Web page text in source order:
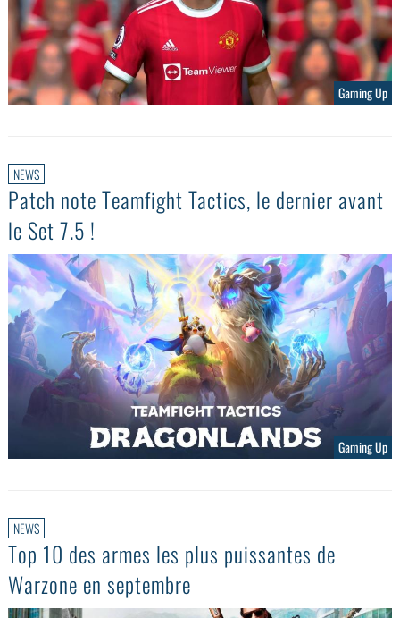
Gaming Up
NEWS
Patch note Teamfight Tactics, le dernier avant
le Set 7.5 !
Gaming Up
NEWS
Top 10 des armes les plus puissantes de
Warzone en septembre